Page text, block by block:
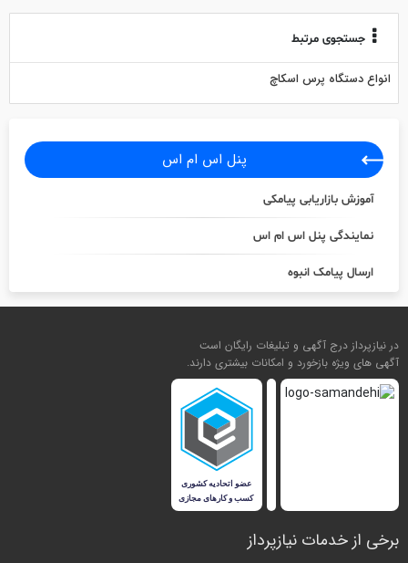
جستجوی مرتبط
انواع دستگاه پرس اسکاچ
پنل اس ام اس
آموزش بازاریابی پیامکی
نمایندگی پنل اس ام اس
ارسال پیامک انبوه
در نیازپرداز درج آگهی و تبلیغات رایگان است
آگهی های ویژه بازخورد و امکانات بیشتری دارند.
برخی از خدمات نیازپرداز